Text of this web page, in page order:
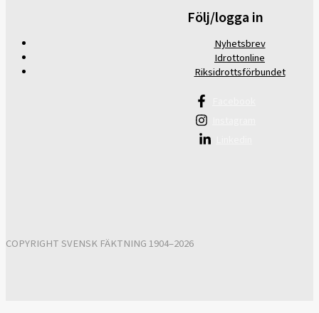
Följ/logga in
Nyhetsbrev
Idrottonline
Riksidrottsförbundet
COPYRIGHT SVENSK FÄKTNING 1904–2026